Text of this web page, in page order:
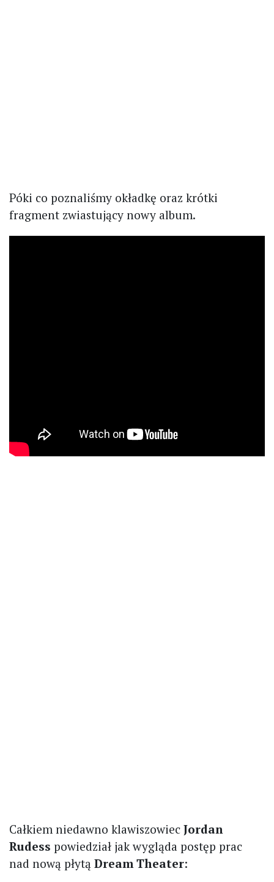
Póki co poznaliśmy okładkę oraz krótki
fragment zwiastujący nowy album.
Całkiem niedawno klawiszowiec Jordan
Rudess powiedział jak wygląda postęp prac
nad nową płytą Dream Theater: